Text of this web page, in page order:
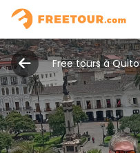
Free tours à Quito